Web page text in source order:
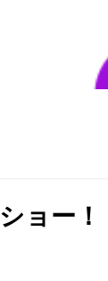
ョー！